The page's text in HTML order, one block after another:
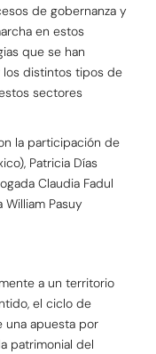
de gobernanza y
en estos
que se han
los distintos tipos de
sectores
la participación de
Patricia Días
Claudia Fadul
Pasuy
a un territorio
el ciclo de
una apuesta por
patrimonial del